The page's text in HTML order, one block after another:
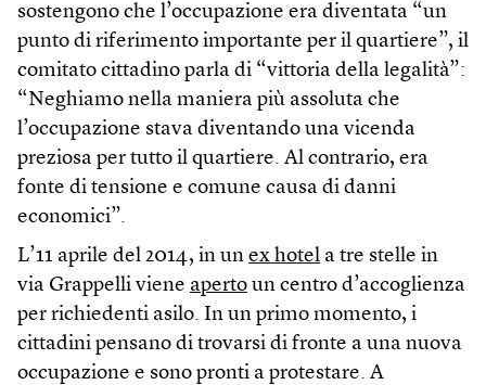
sostengono che l’occupazione era diventata “un
punto di riferimento importante per il quartiere”, il
comitato cittadino parla di “vittoria della legalità”:
“Neghiamo nella maniera più assoluta che
l’occupazione stava diventando una vicenda
preziosa per tutto il quartiere. Al contrario, era
fonte di tensione e comune causa di danni
economici”.
L’11 aprile del 2014, in un ex hotel a tre stelle in
via Grappelli viene aperto un centro d’accoglienza
per richiedenti asilo. In un primo momento, i
cittadini pensano di trovarsi di fronte a una nuova
occupazione e sono pronti a protestare. A